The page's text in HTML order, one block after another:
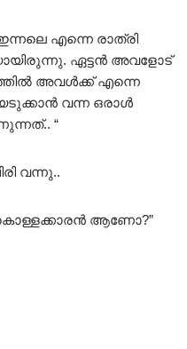
എന്നെ രാത്രി
ഏട്ടൻ അവളോട്
അവൾക്ക് എന്നെ
വന്ന ഒരാൾ
“
വന്നു..
കൊള്ളക്കാരൻ ആണോ?”